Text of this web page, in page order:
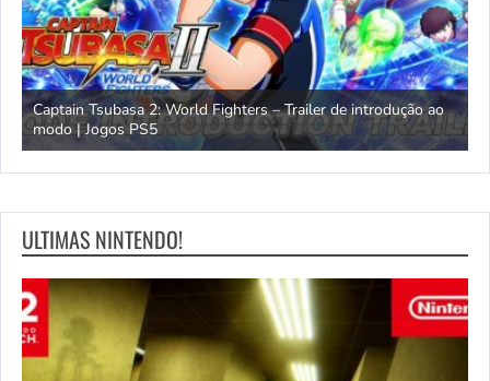
Captain Tsubasa 2: World Fighters – Trailer de introdução ao
modo | Jogos PS5
ULTIMAS NINTENDO!